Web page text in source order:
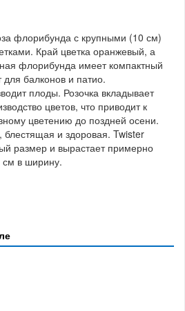
флорибунда с крупными (10 см)
Край цветка оранжевый, а
флорибунда имеет компактный
для балконов и патио.
плоды. Розочка вкладывает
цветов, что приводит к
цветению до поздней осени.
блестящая и здоровая. Twister
размер и вырастает примерно
см в ширину.